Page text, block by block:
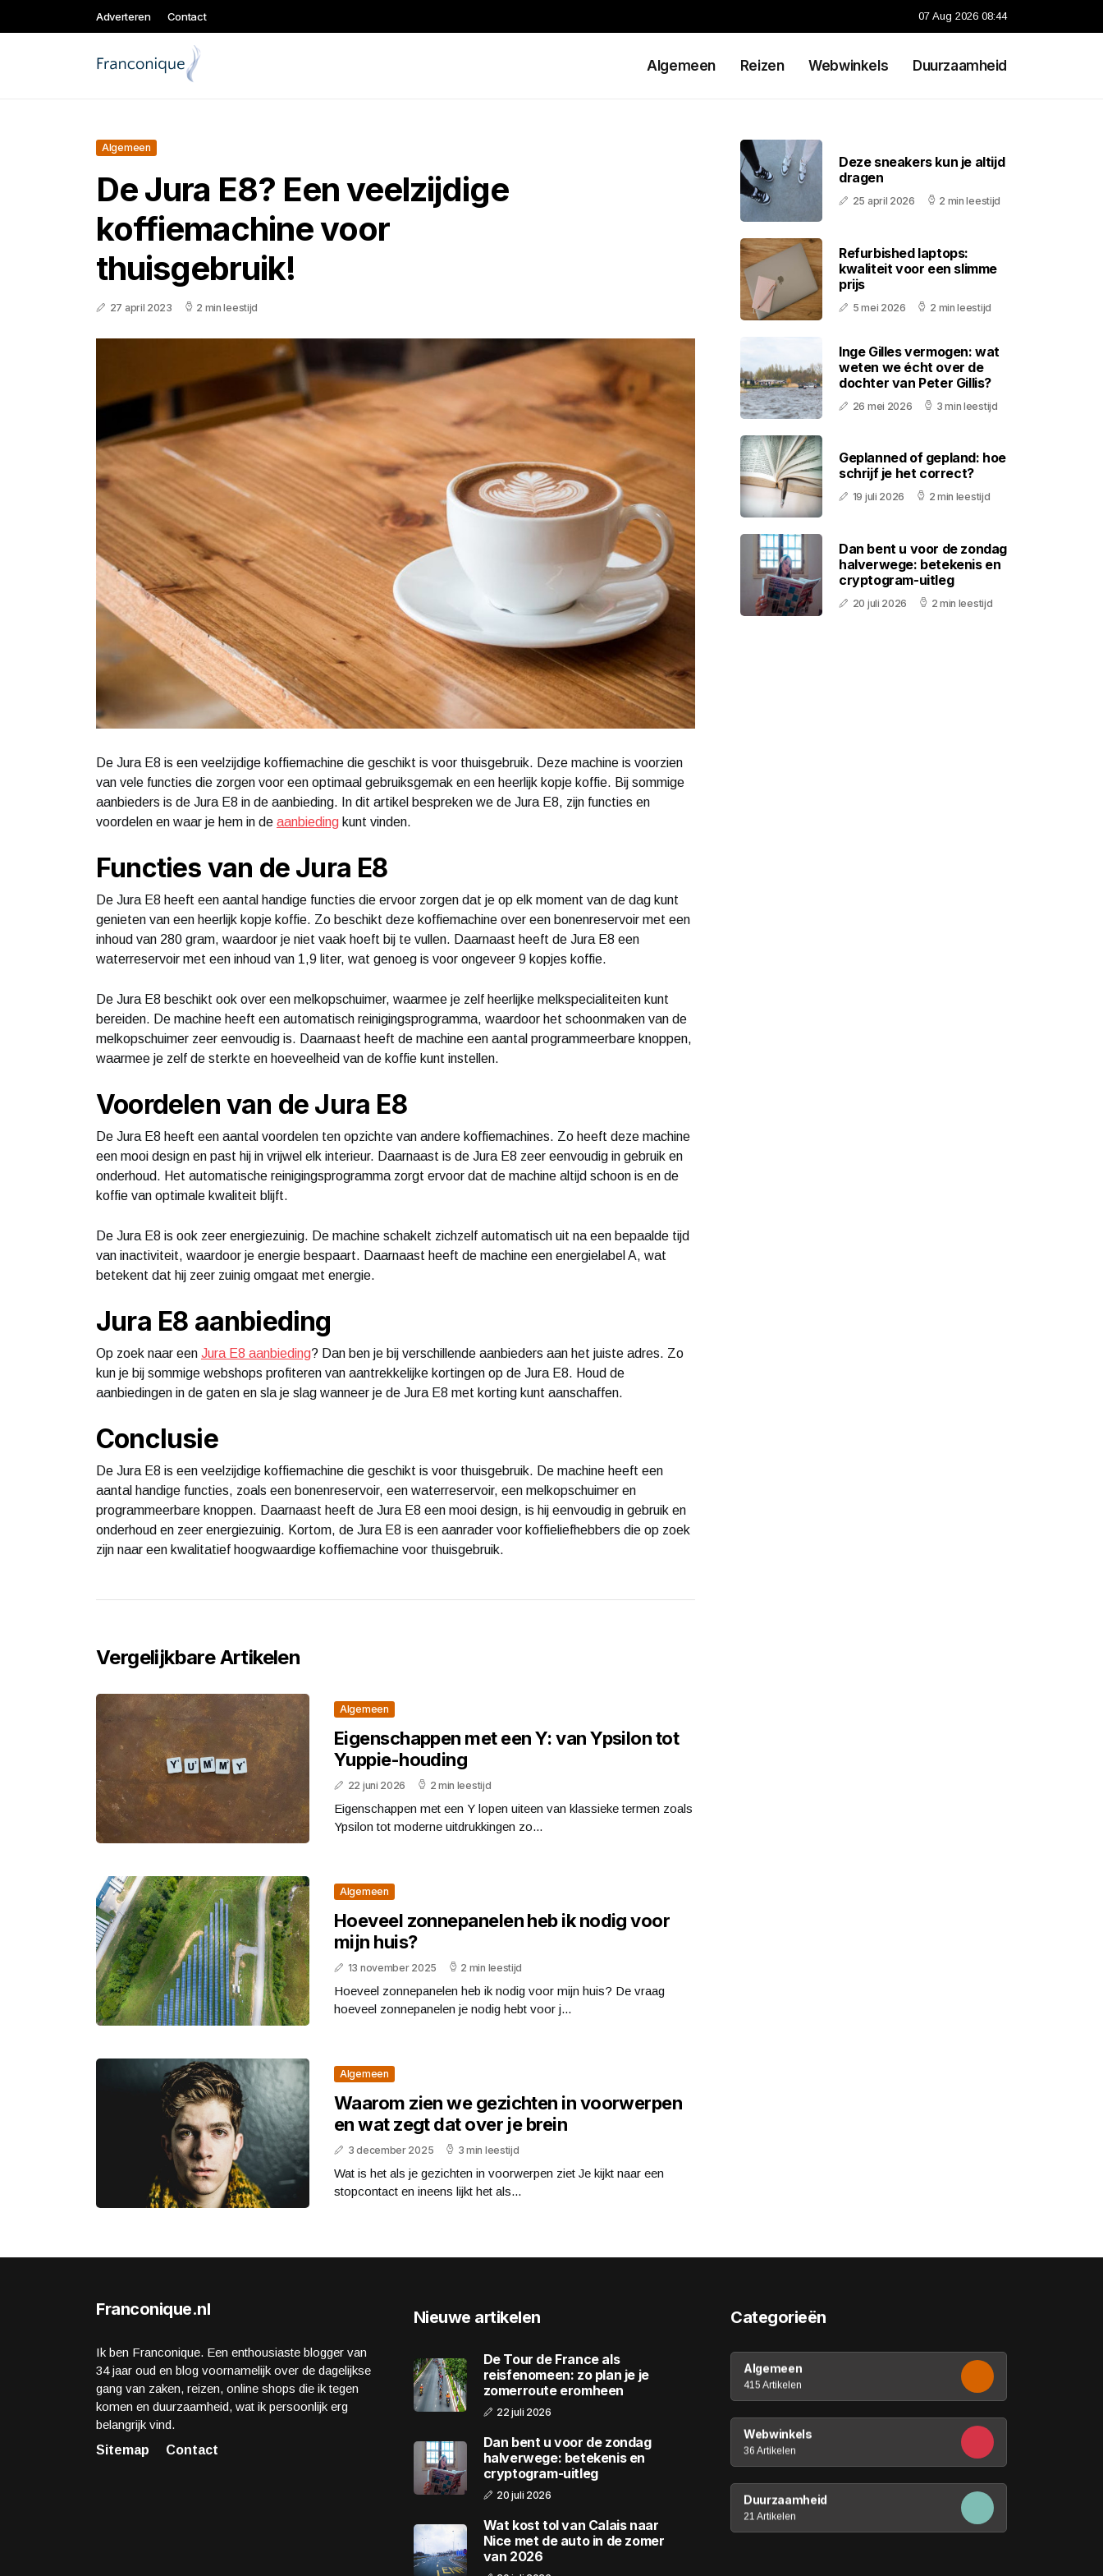
Adverteren Contact 07 Aug 2026 08:44
Algemeen Reizen Webwinkels Duurzaamheid
Algemeen
De Jura E8? Een veelzijdige
koffiemachine voor
thuisgebruik!
27 april 2023 2 min leestijd
De Jura E8 is een veelzijdige koffiemachine die geschikt is voor thuisgebruik. Deze machine is voorzien
van vele functies die zorgen voor een optimaal gebruiksgemak en een heerlijk kopje koffie. Bij sommige
aanbieders is de Jura E8 in de aanbieding. In dit artikel bespreken we de Jura E8, zijn functies en
voordelen en waar je hem in de aanbieding kunt vinden.
Functies van de Jura E8
De Jura E8 heeft een aantal handige functies die ervoor zorgen dat je op elk moment van de dag kunt
genieten van een heerlijk kopje koffie. Zo beschikt deze koffiemachine over een bonenreservoir met een
inhoud van 280 gram, waardoor je niet vaak hoeft bij te vullen. Daarnaast heeft de Jura E8 een
waterreservoir met een inhoud van 1,9 liter, wat genoeg is voor ongeveer 9 kopjes koffie.
De Jura E8 beschikt ook over een melkopschuimer, waarmee je zelf heerlijke melkspecialiteiten kunt
bereiden. De machine heeft een automatisch reinigingsprogramma, waardoor het schoonmaken van de
melkopschuimer zeer eenvoudig is. Daarnaast heeft de machine een aantal programmeerbare knoppen,
waarmee je zelf de sterkte en hoeveelheid van de koffie kunt instellen.
Voordelen van de Jura E8
De Jura E8 heeft een aantal voordelen ten opzichte van andere koffiemachines. Zo heeft deze machine
een mooi design en past hij in vrijwel elk interieur. Daarnaast is de Jura E8 zeer eenvoudig in gebruik en
onderhoud. Het automatische reinigingsprogramma zorgt ervoor dat de machine altijd schoon is en de
koffie van optimale kwaliteit blijft.
De Jura E8 is ook zeer energiezuinig. De machine schakelt zichzelf automatisch uit na een bepaalde tijd
van inactiviteit, waardoor je energie bespaart. Daarnaast heeft de machine een energielabel A, wat
betekent dat hij zeer zuinig omgaat met energie.
Jura E8 aanbieding
Op zoek naar een Jura E8 aanbieding? Dan ben je bij verschillende aanbieders aan het juiste adres. Zo
kun je bij sommige webshops profiteren van aantrekkelijke kortingen op de Jura E8. Houd de
aanbiedingen in de gaten en sla je slag wanneer je de Jura E8 met korting kunt aanschaffen.
Conclusie
De Jura E8 is een veelzijdige koffiemachine die geschikt is voor thuisgebruik. De machine heeft een
aantal handige functies, zoals een bonenreservoir, een waterreservoir, een melkopschuimer en
programmeerbare knoppen. Daarnaast heeft de Jura E8 een mooi design, is hij eenvoudig in gebruik en
onderhoud en zeer energiezuinig. Kortom, de Jura E8 is een aanrader voor koffieliefhebbers die op zoek
zijn naar een kwalitatief hoogwaardige koffiemachine voor thuisgebruik.
Vergelijkbare Artikelen
Algemeen
Eigenschappen met een Y: van Ypsilon tot
Yuppie-houding
22 juni 2026 2 min leestijd
Eigenschappen met een Y lopen uiteen van klassieke termen zoals
Ypsilon tot moderne uitdrukkingen zo...
Algemeen
Hoeveel zonnepanelen heb ik nodig voor
mijn huis?
13 november 2025 2 min leestijd
Hoeveel zonnepanelen heb ik nodig voor mijn huis? De vraag
hoeveel zonnepanelen je nodig hebt voor j...
Algemeen
Waarom zien we gezichten in voorwerpen
en wat zegt dat over je brein
3 december 2025 3 min leestijd
Wat is het als je gezichten in voorwerpen ziet Je kijkt naar een
stopcontact en ineens lijkt het als...
Deze sneakers kun je altijd
dragen
25 april 2026 2 min leestijd
Refurbished laptops:
kwaliteit voor een slimme
prijs
5 mei 2026 2 min leestijd
Inge Gilles vermogen: wat
weten we écht over de
dochter van Peter Gillis?
26 mei 2026 3 min leestijd
Geplanned of gepland: hoe
schrijf je het correct?
19 juli 2026 2 min leestijd
Dan bent u voor de zondag
halverwege: betekenis en
cryptogram-uitleg
20 juli 2026 2 min leestijd
Franconique.nl
Ik ben Franconique. Een enthousiaste blogger van
34 jaar oud en blog voornamelijk over de dagelijkse
gang van zaken, reizen, online shops die ik tegen
komen en duurzaamheid, wat ik persoonlijk erg
belangrijk vind.
Sitemap
Contact
Nieuwe artikelen
De Tour de France als
reisfenomeen: zo plan je je
zomerroute eromheen
22 juli 2026
Dan bent u voor de zondag
halverwege: betekenis en
cryptogram-uitleg
20 juli 2026
Wat kost tol van Calais naar
Nice met de auto in de zomer
van 2026
Categorieën
Algemeen
415 Artikelen
Webwinkels
36 Artikelen
Duurzaamheid
21 Artikelen